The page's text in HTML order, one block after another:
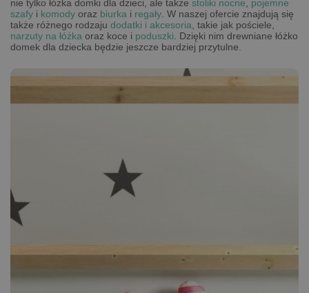
nie tylko łóżka domki dla dzieci, ale także stoliki nocne
pojemne
szafy i komody oraz biurka i regały . W naszej ofercie znajdują się
także różnego rodzaju dodatki i akcesoria , takie jak pościele,
narzuty na łóżka oraz koce i poduszki . Dzięki nim drewniane łóżko
domek dla dziecka będzie jeszcze bardziej przytulne.